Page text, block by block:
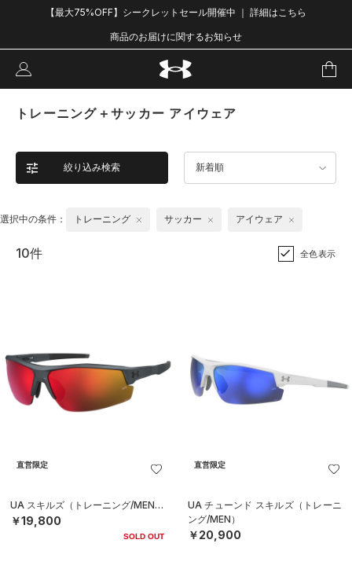
【最大75%OFF】シークレットセール開催中 ｜ 詳細はこちら
商品のお届けに関するお知らせ
トレーニング＋サッカー アイウェア
絞り込み検索 新着順
選択中の条件： トレーニング サッカー アイウェア
10件 全色表示
直営限定
UA スキルズ（トレーニング/MEN）
￥19,800
SOLD OUT
直営限定
UA チューンド スキルズ（トレーニ
ング/MEN）
￥20,900